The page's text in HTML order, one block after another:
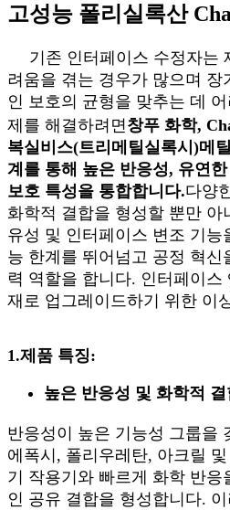
고성능 폴리실록산
기존 인터페이스 수정자는
려움을 겪는 경우가 많으며 장
인 보호의 균형을 맞추는 데
제를 해결하려면 창푸 화학,
복실비스(트리메틸실록시)메
계를 통해 높은 반응성, 유연
보호 특성을 통합합니다.다양
화학적 결합을 형성할 뿐만 아
유성 및 인터페이스 변조 기능
능 한계를 뛰어넘고 공정 혁신
력 역할을 합니다. 인터페이
재로 업그레이드하기 위한 이
1.제품 특징:
높은 반응성 및 화학적 결
반응성이 높은 기능성 그룹을
에폭시, 폴리우레탄, 아크릴
기 작용기와 빠르게 화학 반응
인 공유 결합을 형성합니다.